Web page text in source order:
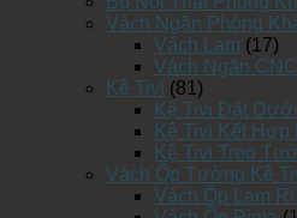
Vách Ngăn Phòng
Vách Lam (17)
Vách Ngăn CNC
Kệ Tivi (81)
Kệ Tivi Đặt
Kệ Tivi Kết Hợp
Kệ Tivi Treo
Vách Ốp Tường Kệ
Vách Ốp Lam Ri